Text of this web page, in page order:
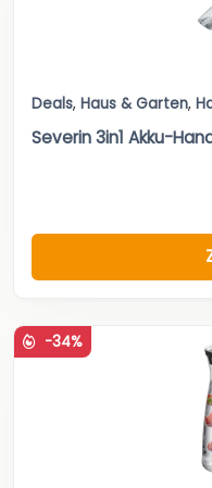
Deals, Haus & Garten,
Severin 3in1 Akku-
-34%